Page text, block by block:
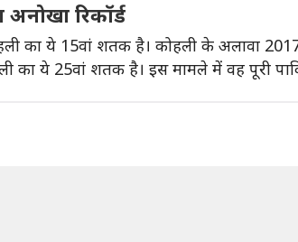
रिकॉर्ड
का ये 15वां शतक है। कोहली के अलावा
का ये 25वां शतक है। इस मामले में वह पूरी